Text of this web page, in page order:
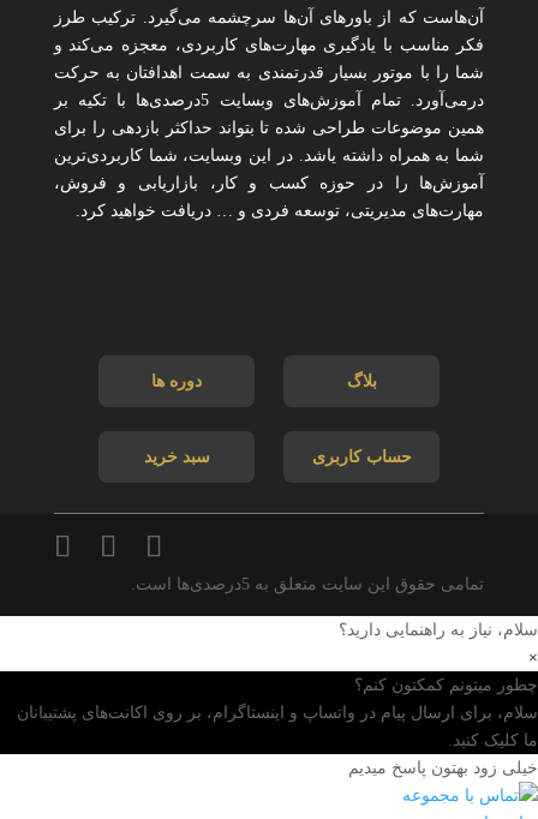
آن‌هاست که از باورهای آن‌ها سرچشمه می‌گیرد. ترکیب طرز
فکر مناسب با یادگیری مهارت‌های کاربردی، معجزه می‌کند و
شما را با موتور بسیار قدرتمندی به سمت اهدافتان به حرکت
درمی‌آورد. تمام آموزش‌های وبسایت 5درصدی‌ها با تکیه بر
همین موضوعات طراحی شده تا بتواند حداکثر بازدهی را برای
شما به همراه داشته یاشد. در این وبسایت، شما کاربردی‌ترین
آموزش‌ها را در حوزه کسب و کار، بازاریابی و فروش،
مهارت‌های مدیریتی، توسعه فردی و … دریافت خواهید کرد.
بلاگ دوره ها
حساب کاربری سبد خرید
تمامی حقوق این سایت متعلق به 5درصدی‌ها است.
سلام، نیاز به راهنمایی دارید؟
×
چطور میتونم کمکتون کنم؟
سلام، برای ارسال پیام در واتساپ و اینستاگرام، بر روی اکانت‌های پشتیبانان
ما کلیک کنید.
خیلی زود بهتون پاسخ میدیم